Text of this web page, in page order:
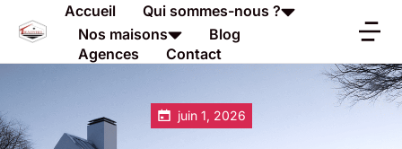
Accueil
Qui sommes-nous ?
Nos maisons
Blog
Agences
Contact
juin 1, 2026